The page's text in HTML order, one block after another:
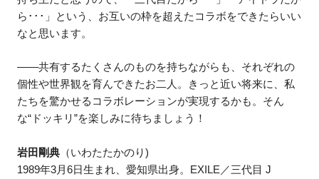
ら･･･」という、お互いの枠を超えたコラボをできたらいい
なと思います。
——共有するたくさんのものを持ちながらも、それぞれの
個性や世界観を育んできたお二人。きっと近い将来に、私
たちを驚かせるコラボレーションが実現するかも。そん
な“ドッキリ”を楽しみに待ちましょう！
岩田剛典 （いわたたかのり)
1989年3月6日生まれ、愛知県出身。EXILE／三代目 J